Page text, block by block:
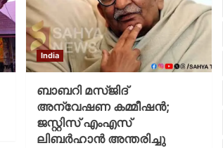
India
ബാബറി മസ്ജിദ്
അന്വേഷണ കമ്മീഷന്‍;
ജസ്റ്റിസ് എംഎസ്
ലിബര്‍ഹാന്‍ അന്തരിച്ചു